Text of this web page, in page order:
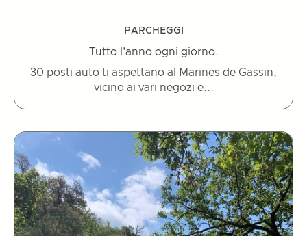
PARCHEGGI
Tutto l'anno ogni giorno.
30 posti auto ti aspettano al Marines de Gassin,
vicino ai vari negozi e...